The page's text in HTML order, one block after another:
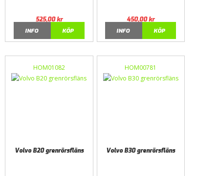
525,00kr
INFO
KÖP
450,00kr
INFO
KÖP
HOM01082
Volvo B20 grenrörsfläns
HOM00781
Volvo B30 grenrörsfläns